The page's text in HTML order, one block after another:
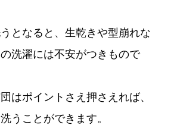
となると、生乾きや型崩れな
洗濯には不安がつきもので
はポイントさえ押さえれば、
うことができます。